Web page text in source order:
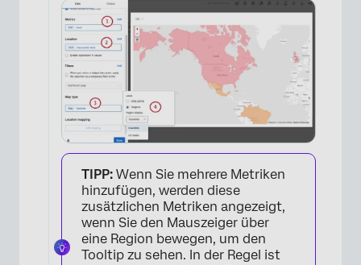
TIPP: Wenn Sie mehrere Metriken
hinzufügen, werden diese
zusätzlichen Metriken angezeigt,
wenn Sie den Mauszeiger über
eine Region bewegen, um den
Tooltip zu sehen. In der Regel ist